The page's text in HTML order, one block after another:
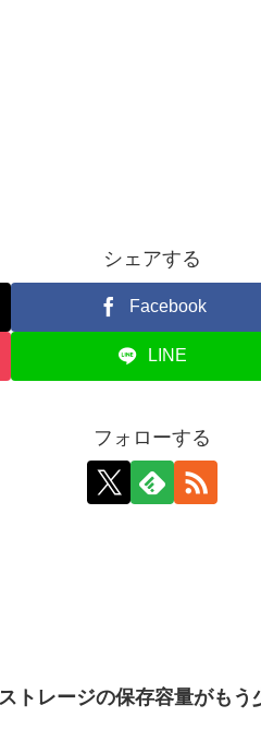
シェアする
Facebook
LINE
フォローする
トレージの保存容量がも